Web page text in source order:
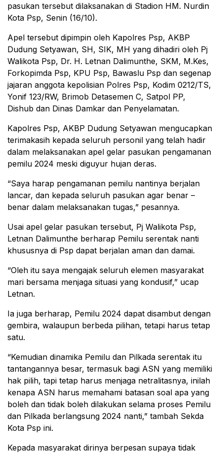
pasukan tersebut dilaksanakan di Stadion HM. Nurdin
Kota Psp, Senin (16/10).
Apel tersebut dipimpin oleh Kapolres Psp, AKBP
Dudung Setyawan, SH, SIK, MH yang dihadiri oleh Pj
Walikota Psp, Dr. H. Letnan Dalimunthe, SKM, M.Kes,
Forkopimda Psp, KPU Psp, Bawaslu Psp dan segenap
jajaran anggota kepolisian Polres Psp, Kodim 0212/TS,
Yonif 123/RW, Brimob Detasemen C, Satpol PP,
Dishub dan Dinas Damkar dan Penyelamatan.
Kapolres Psp, AKBP Dudung Setyawan mengucapkan
terimakasih kepada seluruh personil yang telah hadir
dalam melaksanakan apel gelar pasukan pengamanan
pemilu 2024 meski diguyur hujan deras.
“Saya harap pengamanan pemilu nantinya berjalan
lancar, dan kepada seluruh pasukan agar benar –
benar dalam melaksanakan tugas,” pesannya.
Usai apel gelar pasukan tersebut, Pj Walikota Psp,
Letnan Dalimunthe berharap Pemilu serentak nanti
khususnya di Psp dapat berjalan aman dan damai.
“Oleh itu saya mengajak seluruh elemen masyarakat
mari bersama menjaga situasi yang kondusif,” ucap
Letnan.
Ia juga berharap, Pemilu 2024 dapat disambut dengan
gembira, walaupun berbeda pilihan, tetapi harus tetap
satu.
“Kemudian dinamika Pemilu dan Pilkada serentak itu
tantangannya besar, termasuk bagi ASN yang memiliki
hak pilih, tapi tetap harus menjaga netralitasnya, inilah
kenapa ASN harus memahami batasan soal apa yang
boleh dan tidak boleh dilakukan selama proses Pemilu
dan Pilkada berlangsung 2024 nanti,” tambah Sekda
Kota Psp ini.
Kepada masyarakat dirinya berpesan supaya tidak